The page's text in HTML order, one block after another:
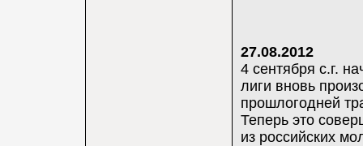
27.08.2012
4 сентября с.г.
лиги вновь
прошлогодней
Теперь это
из российских